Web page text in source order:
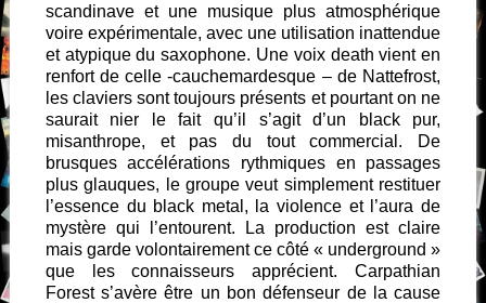
scandinave et une musique plus atmosphérique
voire expérimentale, avec une utilisation inattendue
et atypique du saxophone. Une voix death vient en
renfort de celle -cauchemardesque – de Nattefrost,
les claviers sont toujours présents et pourtant on ne
saurait nier le fait qu’il s’agit d’un black pur,
misanthrope, et pas du tout commercial. De
brusques accélérations rythmiques en passages
plus glauques, le groupe veut simplement restituer
l’essence du black metal, la violence et l’aura de
mystère qui l’entourent. La production est claire
mais garde volontairement ce côté « underground »
que les connaisseurs apprécient. Carpathian
Forest s’avère être un bon défenseur de la cause